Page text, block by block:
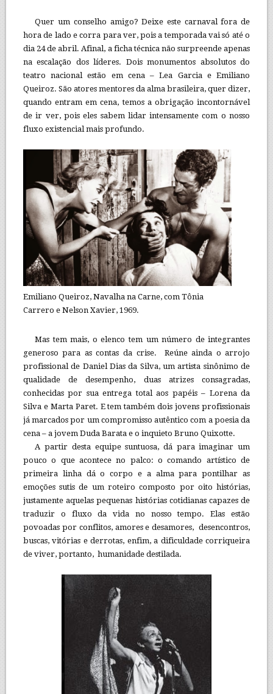
Quer um conselho amigo? Deixe este carnaval fora de
hora de lado e corra para ver, pois a temporada vai só até o
dia 24 de abril. Afinal, a ficha técnica não surpreende apenas
na escalação dos líderes. Dois monumentos absolutos do
teatro nacional estão em cena – Lea Garcia e Emiliano
Queiroz. São atores mentores da alma brasileira, quer dizer,
quando entram em cena, temos a obrigação incontornável
de ir ver, pois eles sabem lidar intensamente com o nosso
fluxo existencial mais profundo.
Emiliano Queiroz, Navalha na Carne, com Tônia
Carrero e Nelson Xavier, 1969.
Mas tem mais, o elenco tem um número de integrantes
generoso para as contas da crise. Reúne ainda o arrojo
profissional de Daniel Dias da Silva, um artista sinônimo de
qualidade de desempenho, duas atrizes consagradas,
conhecidas por sua entrega total aos papéis – Lorena da
Silva e Marta Paret. E tem também dois jovens profissionais
já marcados por um compromisso autêntico com a poesia da
cena – a jovem Duda Barata e o inquieto Bruno Quixotte.
A partir desta equipe suntuosa, dá para imaginar um
pouco o que acontece no palco: o comando artístico de
primeira linha dá o corpo e a alma para pontilhar as
emoções sutis de um roteiro composto por oito histórias,
justamente aquelas pequenas histórias cotidianas capazes de
traduzir o fluxo da vida no nosso tempo. Elas estão
povoadas por conflitos, amores e desamores, desencontros,
buscas, vitórias e derrotas, enfim, a dificuldade corriqueira
de viver, portanto, humanidade destilada.